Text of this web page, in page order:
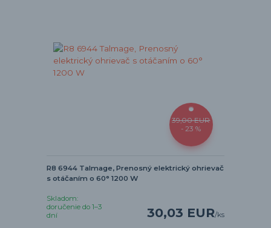
39,00 EUR
- 23 %
R8 6944 Talmage, Prenosný elektrický ohrievač
s otáčaním o 60° 1200 W
30,03 EUR/ks
Skladom:
doručenie do 1–3
dní